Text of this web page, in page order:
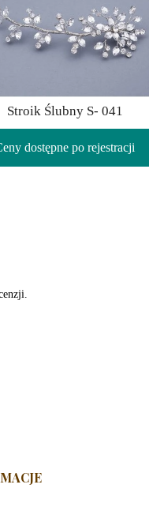
Stroik Ślubny S- 041
dostępne po rejestracji